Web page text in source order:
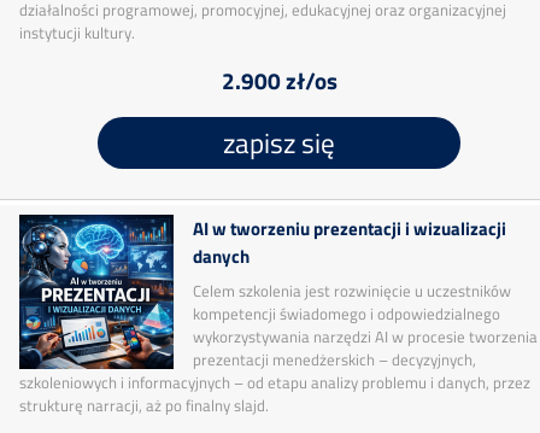
działalności programowej, promocyjnej, edukacyjnej oraz organizacyjnej
instytucji kultury.
2.900 zł/os
zapisz się
AI w tworzeniu prezentacji i wizualizacji
danych
Celem szkolenia jest rozwinięcie u uczestników
kompetencji świadomego i odpowiedzialnego
wykorzystywania narzędzi AI w procesie tworzenia
prezentacji menedżerskich – decyzyjnych,
szkoleniowych i informacyjnych – od etapu analizy problemu i danych, przez
strukturę narracji, aż po finalny slajd.